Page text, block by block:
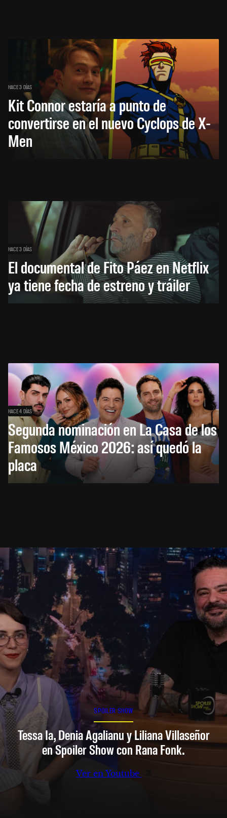
HACE 3 DÍAS
Kit Connor estaría a punto de
convertirse en el nuevo Cyclops de X-
Men
HACE 3 DÍAS
El documental de Fito Páez en Netflix
ya tiene fecha de estreno y tráiler
HACE 4 DÍAS
Segunda nominación en La Casa de los
Famosos México 2026: así quedó la
placa
SPOILER SHOW
Tessa Ia, Denia Agalianu y Liliana Villaseñor
en Spoiler Show con Rana Fonk.
Ver en Youtube